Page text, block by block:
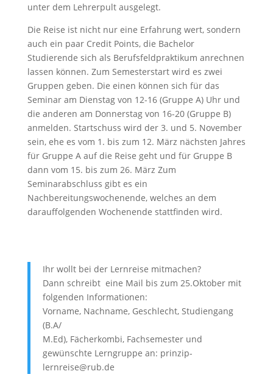
unter dem Lehrerpult ausgelegt.
Die Reise ist nicht nur eine Erfahrung wert, sondern
auch ein paar Credit Points, die Bachelor
Studierende sich als Berufsfeldpraktikum anrechnen
lassen können. Zum Semesterstart wird es zwei
Gruppen geben. Die einen können sich für das
Seminar am Dienstag von 12-16 (Gruppe A) Uhr und
die anderen am Donnerstag von 16-20 (Gruppe B)
anmelden. Startschuss wird der 3. und 5. November
sein, ehe es vom 1. bis zum 12. März nächsten Jahres
für Gruppe A auf die Reise geht und für Gruppe B
dann vom 15. bis zum 26. März Zum
Seminarabschluss gibt es ein
Nachbereitungswochenende, welches an dem
darauffolgenden Wochenende stattfinden wird.
Ihr wollt bei der Lernreise mitmachen?
Dann schreibt eine Mail bis zum 25.Oktober mit
folgenden Informationen:
Vorname, Nachname, Geschlecht, Studiengang
(B.A/
M.Ed), Fächerkombi, Fachsemester und
gewünschte Lerngruppe an: prinzip-
lernreise@rub.de